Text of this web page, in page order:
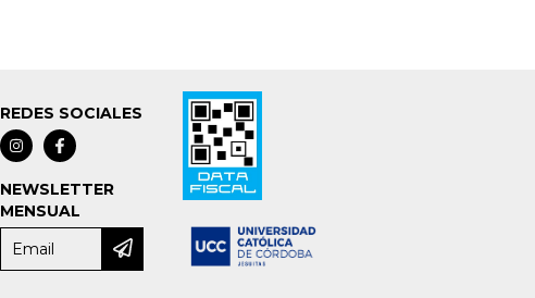
REDES SOCIALES
NEWSLETTER
MENSUAL